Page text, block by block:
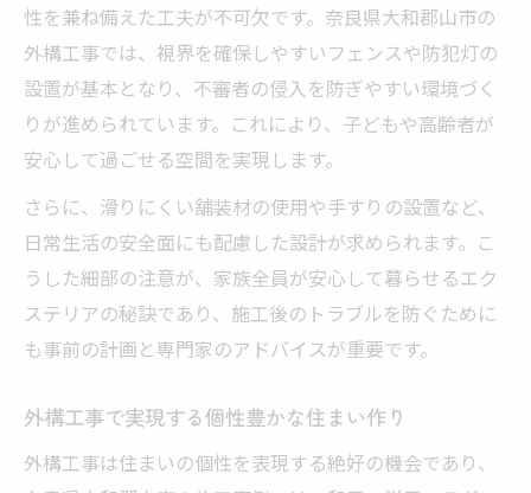
快適さを実感できる外構工事の成功事例特
集
外構工事のビフォーアフターで見る変化の
実感
性を兼ね備えた工夫が不可欠です。奈良県大和郡山市の
外構工事では、視界を確保しやすいフェンスや防犯灯の
設置が基本となり、不審者の侵入を防ぎやすい環境づく
りが進められています。これにより、子どもや高齢者が
安心して過ごせる空間を実現します。
さらに、滑りにくい舗装材の使用や手すりの設置など、
日常生活の安全面にも配慮した設計が求められます。こ
うした細部の注意が、家族全員が安心して暮らせるエク
ステリアの秘訣であり、施工後のトラブルを防ぐために
も事前の計画と専門家のアドバイスが重要です。
外構工事で実現する個性豊かな住まい作り
外構工事は住まいの個性を表現する絶好の機会であり、